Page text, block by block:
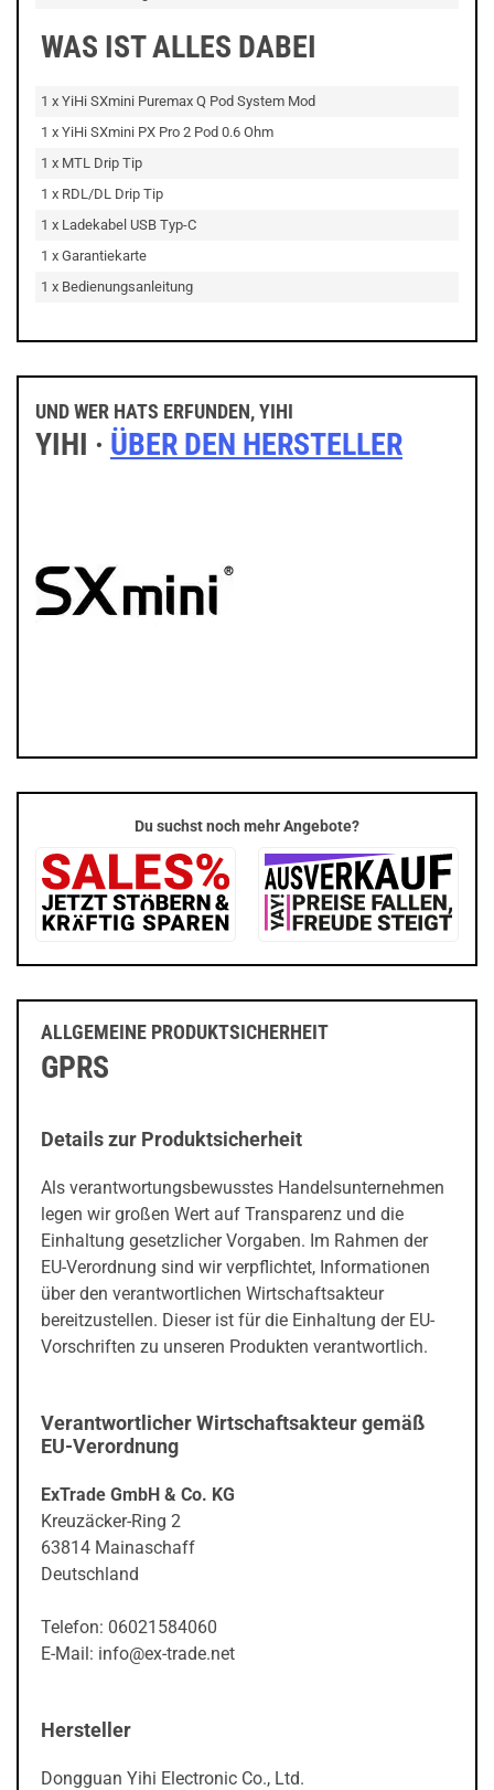
WAS IST ALLES DABEI
1 x YiHi SXmini Puremax Q Pod System Mod
1 x YiHi SXmini PX Pro 2 Pod 0.6 Ohm
1 x MTL Drip Tip
1 x RDL/DL Drip Tip
1 x Ladekabel USB Typ-C
1 x Garantiekarte
1 x Bedienungsanleitung
UND WER HATS ERFUNDEN, YIHI
YIHI · ÜBER DEN HERSTELLER
Du suchst noch mehr Angebote?
ALLGEMEINE PRODUKTSICHERHEIT
GPRS
Details zur Produktsicherheit
Als verantwortungsbewusstes Handelsunternehmen
legen wir großen Wert auf Transparenz und die
Einhaltung gesetzlicher Vorgaben. Im Rahmen der
EU-Verordnung sind wir verpflichtet, Informationen
über den verantwortlichen Wirtschaftsakteur
bereitzustellen. Dieser ist für die Einhaltung der EU-
Vorschriften zu unseren Produkten verantwortlich.
Verantwortlicher Wirtschaftsakteur gemäß
EU-Verordnung
ExTrade GmbH & Co. KG
Kreuzäcker-Ring 2
63814 Mainaschaff
Deutschland
Telefon: 06021584060
E-Mail: info@ex-trade.net
Hersteller
Dongguan Yihi Electronic Co., Ltd.